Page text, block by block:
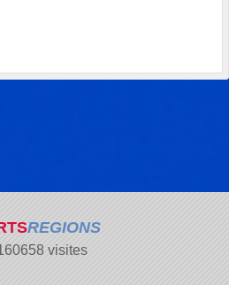
REGIONS
visites